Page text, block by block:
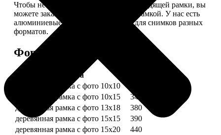
Чтобы не тратить время на поиск подходящей рамки, вы
можете заказать печать фото сразу с рамкой. У нас есть
алюминиевые и деревянные рамки для снимков разных
форматов.
Форматы и цены
Услуга
деревянная рамка с фото 10х10
деревянная рамка с фото 10х15
340
деревянная рамка с фото 13х18
380
деревянная рамка с фото 15х15
390
деревянная рамка с фото 15х20
440